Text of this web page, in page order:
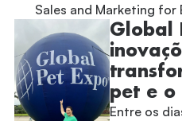
Sales and Marketing for
Global
pet e o
Entre os